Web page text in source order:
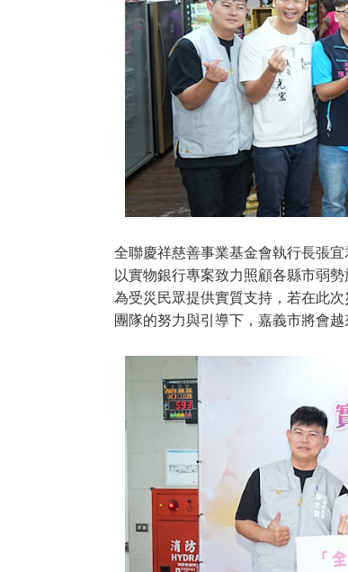
全聯慶祥慈善事業基金會執行長張
以實物銀行專案致力照顧各縣市弱
為受災民眾提供實質支持，若在此
團隊的努力與引導下，嘉義市將會越